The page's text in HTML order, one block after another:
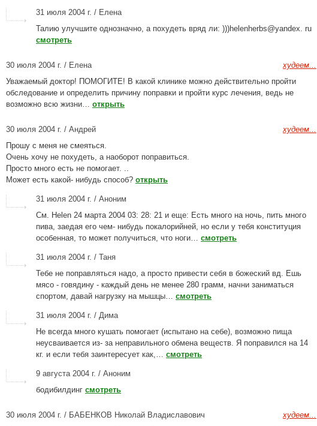
31 июля 2004 г. / Елена
Талию улучшите однозначно, а похудеть вряд ли: )))helenherbs@yandex. ru
смотреть
худеем...
30 июля 2004 г. / Елена
Уважаемый доктор! ПОМОГИТЕ! В какой клинике можно действительно пройти
обследование и определить причину поправки и пройти курс лечения, ведь не
возможно всю жизни… открыть
худеем...
30 июля 2004 г. / Андрей
Прошу с меня не смеяться.
Очень хочу не похудеть, а наоборот поправиться.
Просто много есть не помогает. ..
Может есть какой- нибудь способ? открыть
31 июля 2004 г. / Аноним
См. Helen 24 марта 2004 03: 28: 21 и еще: Есть много на ночь, пить много
пива, заедая его чем- нибудь покалорийней, но если у тебя конституция
особенная, то может получиться, что ноги… смотреть
31 июля 2004 г. / Таня
Тебе не поправляться надо, а просто привести себя в божеский вд. Ешь
мясо - говядину - каждый день не менее 280 грамм, начни заниматься
спортом, давай нагрузку на мышцы… смотреть
31 июля 2004 г. / Дима
Не всегда много кушать помогает (испытано на себе), возможно пища
неусваивается из- за неправильного обмена веществ. Я поправился на 14
кг. и если тебя заинтересует как,… смотреть
9 августа 2004 г. / Аноним
бодибилдинг смотреть
худеем...
30 июля 2004 г. / БАБЕНКОВ Николай Владиславович